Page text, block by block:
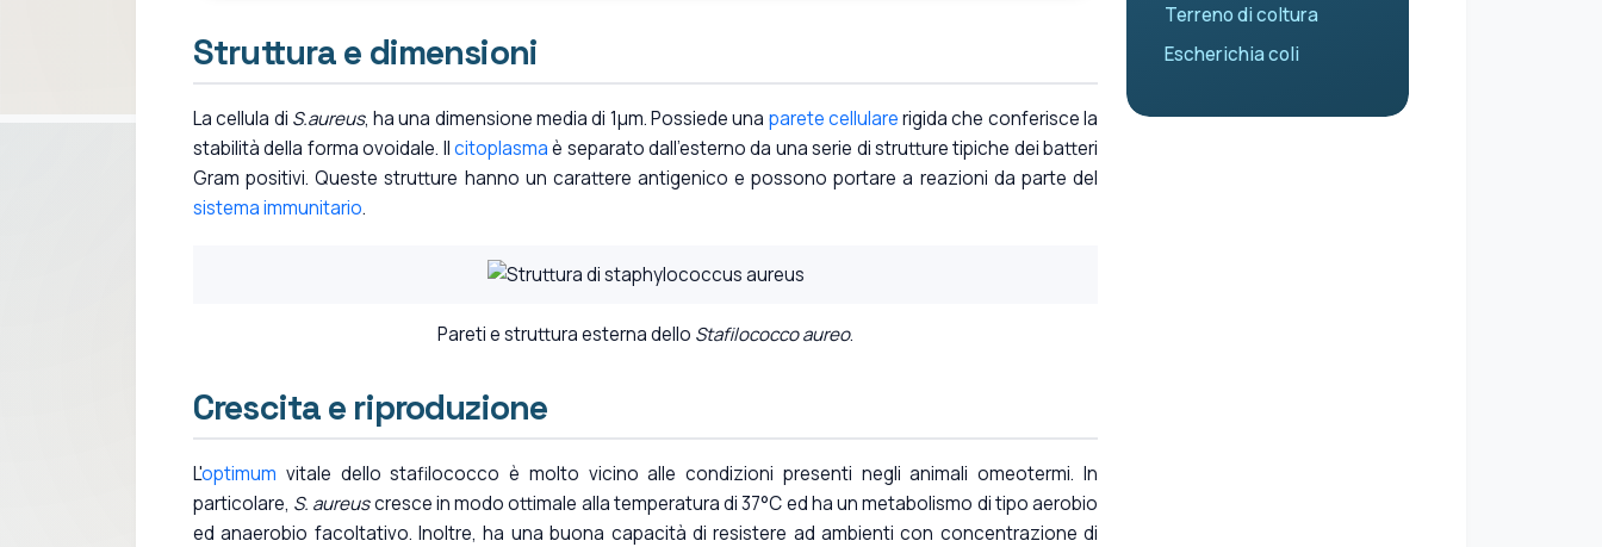
Struttura e dimensioni
La cellula di S.aureus, ha una dimensione media di 1μm. Possiede una parete cellularerigida che conferisce la
stabilità della forma ovoidale. Ilcitoplasmaè separato dall'esterno da una serie di strutture tipiche dei batteri
Gram positivi. Queste strutture hanno un carattere antigenico e possono portare a reazioni da parte del
sistema immunitario.
Pareti e struttura esterna dello Stafilococco aureo.
Crescita e riproduzione
L'optimum vitale dello stafilococco è molto vicino alle condizioni presenti negli animali omeotermi. In
particolare, S. aureuscresce in modo ottimale alla temperatura di 37°C ed ha un metabolismo di tipo aerobio
ed anaerobio facoltativo. Inoltre, ha una buona capacità di resistere ad ambienti con concentrazione di
Terreno di coltura
Escherichia coli